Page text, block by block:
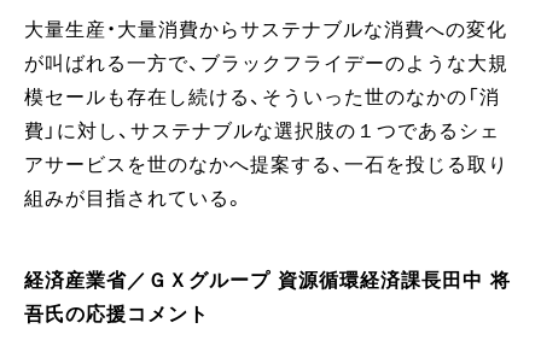
大量生産・大量消費からサステナブルな消費への変化
が叫ばれる一方で、ブラックフライデーのような大規
模セールも存在し続ける、そういった世のなかの「消
費」に対し、サステナブルな選択肢の１つであるシェ
アサービスを世のなかへ提案する、一石を投じる取り
組みが目指されている。
経済産業省／ＧＸグループ 資源循環経済課長 田中 将
吾氏の応援コメント